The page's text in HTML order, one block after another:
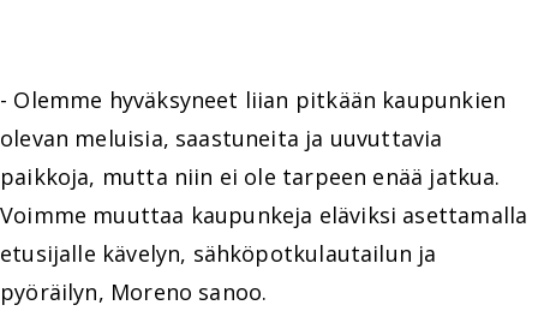
- Olemme hyväksyneet liian pitkään kaupunkien
olevan meluisia, saastuneita ja uuvuttavia
paikkoja, mutta niin ei ole tarpeen enää jatkua.
Voimme muuttaa kaupunkeja eläviksi asettamalla
etusijalle kävelyn, sähköpotkulautailun ja
pyöräilyn, Moreno sanoo.